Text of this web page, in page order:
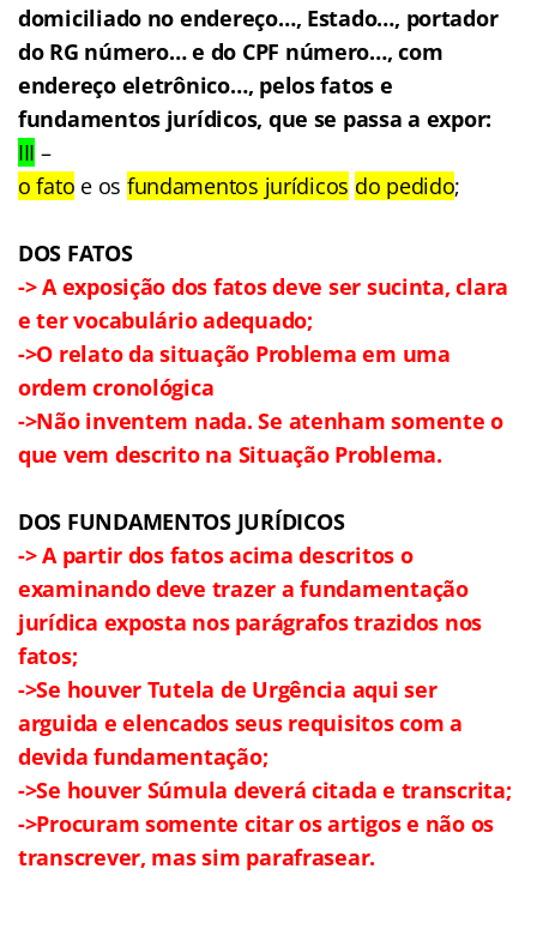
domiciliado no endereço…, Estado…, portador
do RG número… e do CPF número…, com
endereço eletrônico…, pelos fatos e
fundamentos jurídicos, que se passa a expor:
III –
o fato e os fundamentos jurídicos do pedido;
DOS FATOS
-> A exposição dos fatos deve ser sucinta, clara
e ter vocabulário adequado;
->O relato da situação Problema em uma
ordem cronológica
->Não inventem nada. Se atenham somente o
que vem descrito na Situação Problema.
DOS FUNDAMENTOS JURÍDICOS
-> A partir dos fatos acima descritos o
examinando deve trazer a fundamentação
jurídica exposta nos parágrafos trazidos nos
fatos;
->Se houver Tutela de Urgência aqui ser
arguida e elencados seus requisitos com a
devida fundamentação;
->Se houver Súmula deverá citada e transcrita;
->Procuram somente citar os artigos e não os
transcrever, mas sim parafrasear.